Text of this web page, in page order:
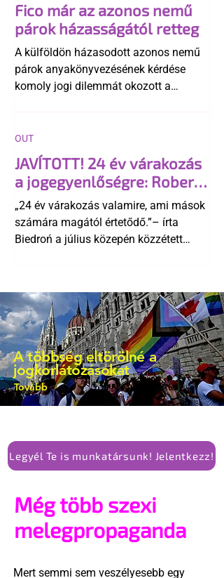
Fico már az azonos nemű
párok házasságától retteg
A külföldön házasodott azonos nemű
párok anyakönyvezésének kérdése
komoly jogi dilemmát okozott a
egyértelműen tiltja a házasságuk
elismerését. Közben az ellenzéken belül
is vita robbant ki arról, hogy vissza
kellene-e vonni a kormány konzervatív
alkotmánymódosítását
JAVÍTOTT! 24 év várakozás
a jogegyenlőségre: Robert
Biedroń megindító üzenete
a lengyel bejegyzett
élettársi kapcsolatokért
„24 év várakozás valamire, ami mások
számára magától értetődő.”– írta
Biedroń a július közepén közzétett
OUT
A többség eltörölné a
jogkorlátozásokat
Tovább
Legyél Te is munkatársunk! Jelentkezz!
Még több szexi
melegpropaganda
Mert semmi sem veszélyesebb egy